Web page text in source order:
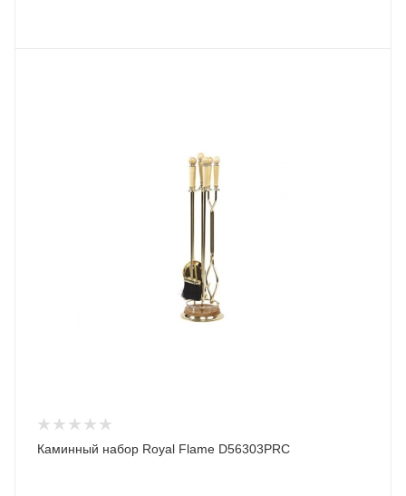
Каминный набор Royal Flame D56303PRC